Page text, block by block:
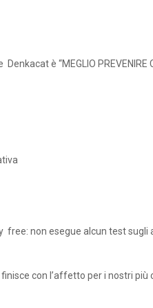
è “MEGLIO PREVENIRE
free: non esegue alcun test sugli
con l’affetto per i nostri